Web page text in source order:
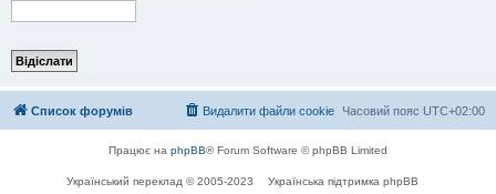
Список форумів Часовий пояс UTC+02:00
Видалити файли cookie
Працює на phpBB® Forum Software © phpBB Limited
Український переклад © 2005-2023 Українська підтримка phpBB